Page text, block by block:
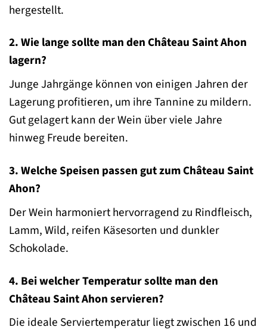
hergestellt.
2. Wie lange sollte man den Château Saint Ahon
lagern?
Junge Jahrgänge können von einigen Jahren der
Lagerung profitieren, um ihre Tannine zu mildern.
Gut gelagert kann der Wein über viele Jahre
hinweg Freude bereiten.
3. Welche Speisen passen gut zum Château Saint
Ahon?
Der Wein harmoniert hervorragend zu Rindfleisch,
Lamm, Wild, reifen Käsesorten und dunkler
Schokolade.
4. Bei welcher Temperatur sollte man den
Château Saint Ahon servieren?
Die ideale Serviertemperatur liegt zwischen 16 und